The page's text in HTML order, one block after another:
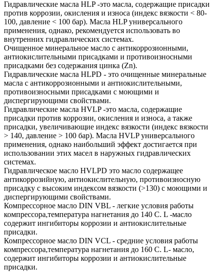
Гидравлические масла HLP -это масла, содержащие присадки
против коррозии, окисления и износа (индекс вязкости < 80-
100, давление < 100 бар). Масла HLP универсального
применения, однако, рекомендуется использовать во
внутренних гидравлических системах.
Очищенное минеральное масло с антикоррозионными,
антиокислительными присадками и противоизносными
присадками без содержания цинка (Zn).
Гидравлические масла HLPD - это очищенные минеральные
масла с антикоррозионными и антиокислительными,
противоизносными присадками с моющими и
диспергирующими свойствами.
Гидравлические масла HVLP -это масла, содержащие
присадки против коррозии, окисления и износа, а также
присадки, увеличивающие индекс вязкости (индекс вязкости
> 140, давление > 100 бар). Масла HVLP универсального
применения, однако наибольший эффект достигается при
использовании этих масел в наружных гидравлических
системах.
Гидравлическое масло HVLPD это масло содержащее
антикоррозийную, антиокислительную, противоизносную
присадку с высоким индексом вязкости (>130) с моющими и
диспергирующими свойствами.
Компрессорное масло DIN VBL - легкие условия работы
компрессора,температура нагнетания до 140 С. L -масло
содержит ингибиторы коррозии и антиокислительные
присадки.
Компрессорное масло DIN VCL - средние условия работы
компрессора,температура нагнетания до 160 С. L- масло,
содержит ингибиторы коррозии и антиокислительные
присадки.